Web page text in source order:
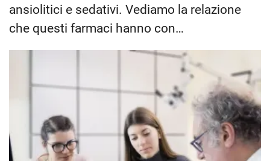
ansiolitici e sedativi. Vediamo la relazione
che questi farmaci hanno con…